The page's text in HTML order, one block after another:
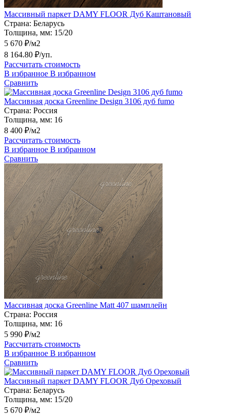
Массивный паркет DAMY FLOOR Дуб Каштановый
Страна: Беларусь
Толщина, мм: 15/20
5 670 ₽/м2
8 164.80 ₽/уп.
Рассчитать стоимость
В избранное В избранном
Сравнить
Массивная доска Greenline Design 3106 дуб fumo
Страна: Россия
Толщина, мм: 16
8 400 ₽/м2
Рассчитать стоимость
В избранное В избранном
Сравнить
Массивная доска Greenline Matt 407 шамплейн
Страна: Россия
Толщина, мм: 16
5 990 ₽/м2
Рассчитать стоимость
В избранное В избранном
Сравнить
Массивный паркет DAMY FLOOR Дуб Ореховый
Страна: Беларусь
Толщина, мм: 15/20
5 670 ₽/м2